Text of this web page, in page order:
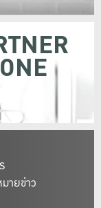
ายข่าว